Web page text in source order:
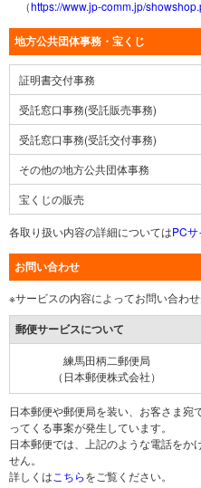
（https://www.jp-comm.jp/
地方公共団体事務・宝くじ
証明書交付事務
受託窓口事務(受託販売事務)
受託窓口事務(受託交付事務)
その他の地方公共団体事務
宝くじの販売
各取り扱い内容の詳細についてはPCサ
お問い合わせ
※サービスの内容によってお問い合わせ
郵便サービスについて
練馬田柄二郵便局
（日本郵便株式会社）
日本郵便や郵便局を装い、お客さま
ってくる事案が発生しています。
日本郵便では、上記のような電話をか
せん。
詳しくは こちらをご覧ください。